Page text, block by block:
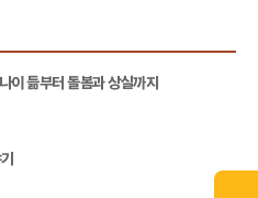
이 듦부터 돌봄과 상실까지